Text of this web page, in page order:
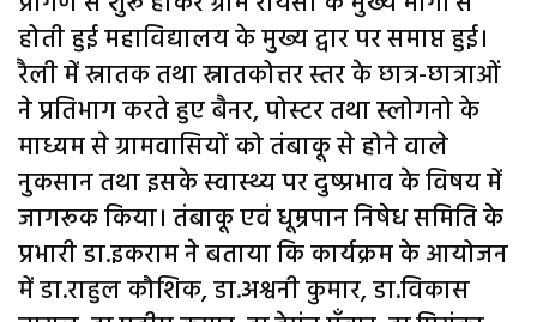
होती हुई महाविद्यालय के मुख्य द्वार पर समाप्त हुई।
रैली में स्नातक तथा स्नातकोत्तर स्तर के छात्र-छात्राओं
ने प्रतिभाग करते हुए बैनर, पोस्टर तथा स्लोगनो के
माध्यम से ग्रामवासियों को तंबाकू से होने वाले
नुकसान तथा इसके स्वास्थ्य पर दुष्प्रभाव के विषय में
जागरूक किया। तंबाकू एवं धूम्रपान निषेध समिति के
प्रभारी डा.इकराम ने बताया कि कार्यक्रम के आयोजन
में डा.राहुल कौशिक, डा.अश्वनी कुमार, डा.विकास